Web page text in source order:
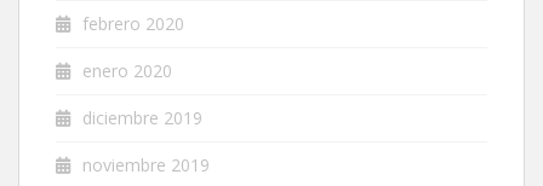
febrero 2020
enero 2020
diciembre 2019
noviembre 2019